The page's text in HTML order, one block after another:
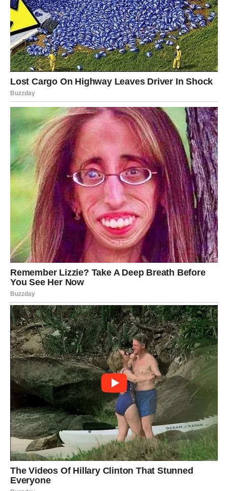
ŠKORPIJA
Škorpija je prošla kroz emotivne oluje koje su je umorile,
ali i ojačale. Sada se pred njom otvara potpuno nova faza.
Novac dolazi kroz pametne odluke iz prošlosti. Moguće je
da se radi o investiciji, starom poslu ili nečemu što je
Škorpija davno započela. Sada dolazi nagrada. Finansijski
mir i stabilnost su na dohvat ruke.
U ljubavi, Škorpiju očekuje nešto sudbinsko. Moguće je
pomirenje sa osobom iz prošlosti ili ulazak u odnos koji
ima snažnu karmičku notu. Ovo je ljubav koja se ne
zaboravlja i koja menja pogled na svet.
Škorpija ulazi u period kada oseća da je život konačno na
njenoj strani.
JARAC
Jarac je simbol istrajnosti, ali i tihe patnje. Mnogo je
podneo, mnogo se odrekao, ali nikada nije odustao. Sada
mu Univerzum vraća duplo.
Na finansijskom planu, Jarcu dolazi veliki novac. Ovo
može biti kroz posao, unapređenje, privatni biznis ili čak
neočekivani dobitak. Jarac ulazi u fazu materijalne
sigurnosti kakvu dugo nije imao.
U ljubavi, dolazi smirenje. Slobodni Jarčevi mogu
upoznati osobu koja donosi mir i stabilnost, dok zauzeti
ulaze u fazu u kojoj se rešavaju svi stari problemi. Dolazi
poverenje, toplina i osećaj sigurnosti.
Jarac konačno može da odahne – i u srcu i u životu.